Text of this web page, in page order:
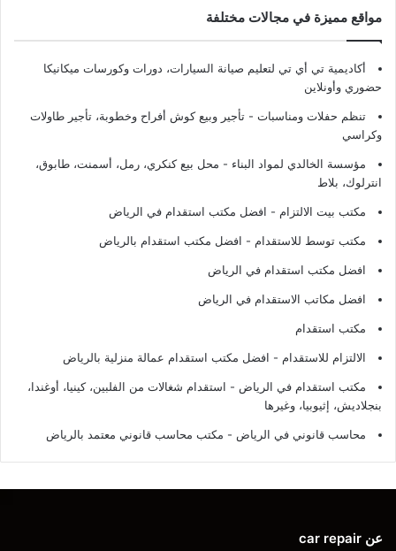
مواقع مميزة في مجالات مختلفة
أكاديمية تي أي تي لتعليم صيانة السيارات، دورات وكورسات ميكانيكا
حضوري وأونلاين
تنظم حفلات ومناسبات - تأجير وبيع كوش أفراح وخطوبة، تأجير طاولات
وكراسي
مؤسسة الخالدي لمواد البناء - محل بيع كنكري، رمل، أسمنت، طابوق،
انترلوك، بلاط
مكتب بيت الالتزام - افضل مكتب استقدام في الرياض
مكتب توسط للاستقدام - افضل مكتب استقدام بالرياض
افضل مكتب استقدام في الرياض
افضل مكاتب الاستقدام في الرياض
مكتب استقدام
الالتزام للاستقدام - افضل مكتب استقدام عمالة منزلية بالرياض
مكتب استقدام في الرياض - استقدام شغالات من الفلبين، كينيا، أوغندا،
بنجلاديش، إثيوبيا، وغيرها
محاسب قانوني في الرياض - مكتب محاسب قانوني معتمد بالرياض
عن car repair